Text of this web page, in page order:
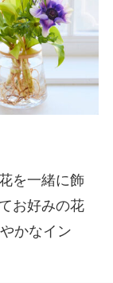
を一緒に飾
お好みの花
かなイン